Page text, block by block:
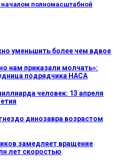
полномасштабной
уменьшить более чем вдвое
нам приказали молчать»:
подрядчика НАСА
человек: 13 апреля
динозавра возрастом
замедляет вращение
лет скоростью